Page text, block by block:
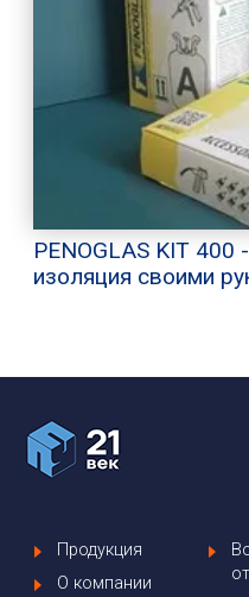
PENOGLAS KIT
изоляция своими
Продукция
О компании